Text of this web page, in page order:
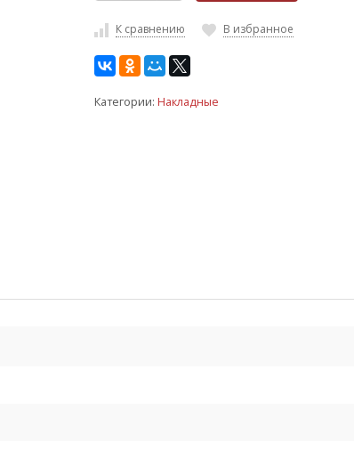
К сравнению В избранное
Категории: Накладные